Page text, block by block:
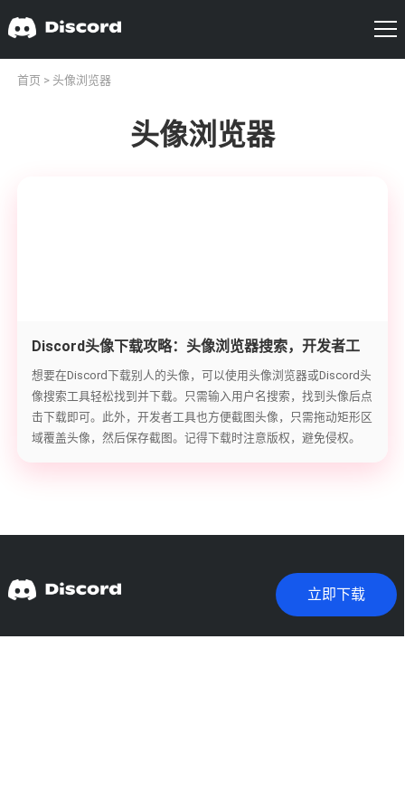
首页 > 头像浏览器
头像浏览器
Discord头像下载攻略：头像浏览器搜索，开发者工
具截图教程
想要在Discord下载别人的头像，可以使用头像浏览器或Discord头
像搜索工具轻松找到并下载。只需输入用户名搜索，找到头像后点
击下载即可。此外，开发者工具也方便截图头像，只需拖动矩形区
域覆盖头像，然后保存截图。记得下载时注意版权，避免侵权。
立即下载